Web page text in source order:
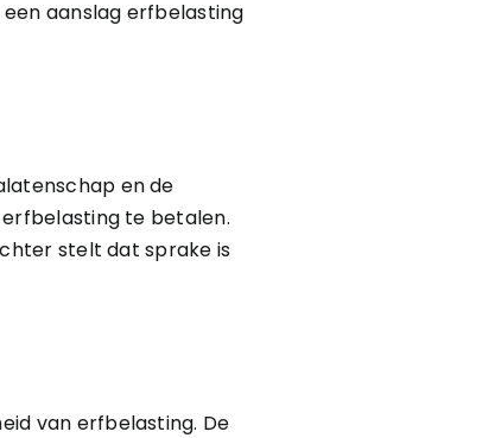
aanslag erfbelasting
en de
te betalen.
stelt dat sprake is
van erfbelasting. De